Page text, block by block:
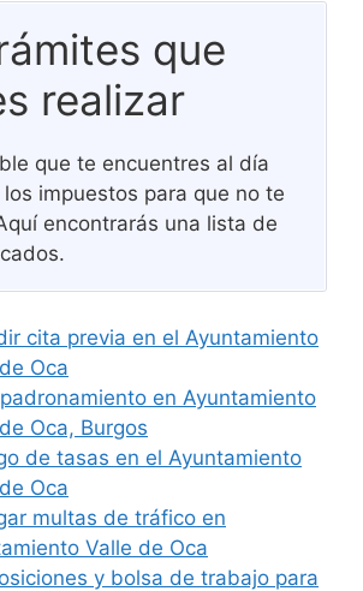
que
realizar
que te encuentres al día
impuestos para que no te
encontrarás una lista de
cita previa en el Ayuntamiento
Oca
en Ayuntamiento
Oca, Burgos
de tasas en el Ayuntamiento
Oca
multas de tráfico en
Valle de Oca
y bolsa de trabajo para